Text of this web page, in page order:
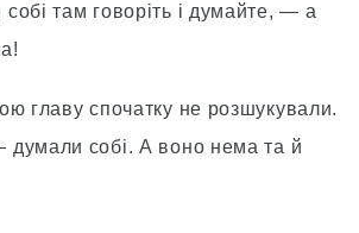
там говоріть і думайте, — а
главу спочатку не розшукували.
думали собі. А воно нема та й